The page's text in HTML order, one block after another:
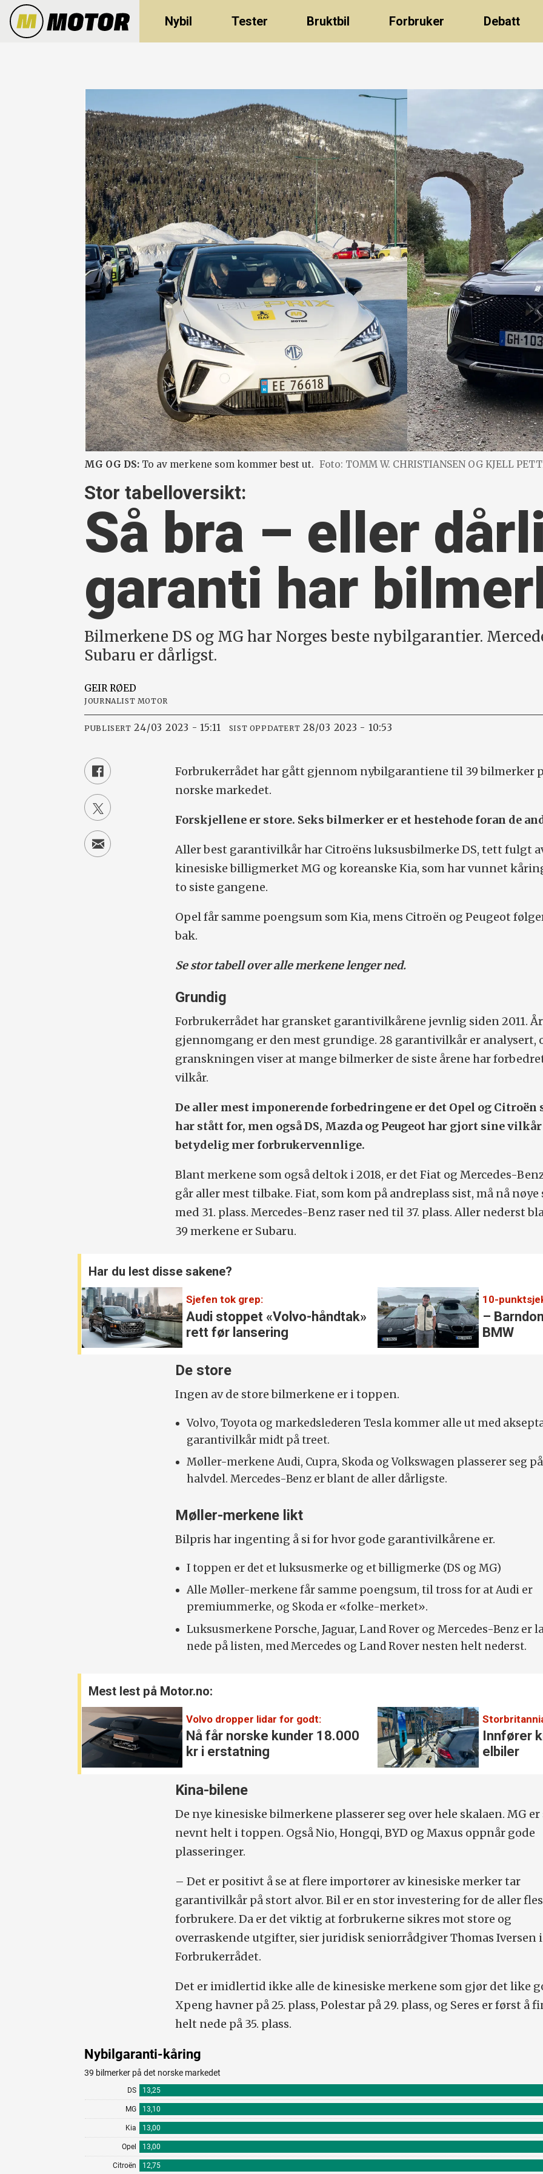
Nybil Tester Bruktbil Forbruker Debatt
MG OG DS: To av merkene som kommer best ut. Foto: TOMM W. CHRISTIANSEN OG KJELL
Stor tabelloversikt:
Så bra – eller
garanti har
Bilmerkene DS og MG har Norges beste nybilgarantier.
Subaru er dårligst.
GEIR RØED
JOURNALIST MOTOR
PUBLISERT 24/03 2023 - 15:11 SIST OPPDATERT 28/03 2023 - 10:53
Forbrukerrådet har gått gjennom nybilgarantiene til 39 bilmerker
norske markedet.
Forskjellene er store. Seks bilmerker er et hestehode foran de
Aller best garantivilkår har Citroëns luksusbilmerke DS, tett fulgt
kinesiske billigmerket MG og koreanske Kia, som har vunnet
to siste gangene.
Opel får samme poengsum som Kia, mens Citroën og Peugeot
bak.
Se stor tabell over alle merkene lenger ned.
Grundig
Forbrukerrådet har gransket garantivilkårene jevnlig siden 2011.
gjennomgang er den mest grundige. 28 garantivilkår er analysert,
granskningen viser at mange bilmerker de siste årene har
vilkår.
De aller mest imponerende forbedringene er det Opel og Citroën
har stått for, men også DS, Mazda og Peugeot har gjort sine vilkår
betydelig mer forbrukervennlige.
Blant merkene som også deltok i 2018, er det Fiat og Mercedes-
går aller mest tilbake. Fiat, som kom på andreplass sist, må nå nøye
med 31. plass. Mercedes-Benz raser ned til 37. plass. Aller nederst
39 merkene er Subaru.
Har du lest disse sakene?
Sjefen tok grep:
Audi stoppet «Volvo-håndtak»
rett før lansering
–
BMW
De store
Ingen av de store bilmerkene er i toppen.
Volvo, Toyota og markedslederen Tesla kommer alle ut med
garantivilkår midt på treet.
Møller-merkene Audi, Cupra, Skoda og Volkswagen plasserer seg
halvdel. Mercedes-Benz er blant de aller dårligste.
Møller-merkene likt
Bilpris har ingenting å si for hvor gode garantivilkårene er.
I toppen er det et luksusmerke og et billigmerke (DS og MG)
Alle Møller-merkene får samme poengsum, til tross for at Audi er
premiummerke, og Skoda er «folke-merket».
Luksusmerkene Porsche, Jaguar, Land Rover og Mercedes-Benz er
nede på listen, med Mercedes og Land Rover nesten helt nederst.
Mest lest på Motor.no:
Volvo dropper lidar for godt:
Nå får norske kunder 18.000
kr i erstatning
Innfører
elbiler
Kina-bilene
De nye kinesiske bilmerkene plasserer seg over hele skalaen. MG er
nevnt helt i toppen. Også Nio, Hongqi, BYD og Maxus oppnår gode
plasseringer.
– Det er positivt å se at flere importører av kinesiske merker tar
garantivilkår på stort alvor. Bil er en stor investering for de aller
forbrukere. Da er det viktig at forbrukerne sikres mot store og
overraskende utgifter, sier juridisk seniorrådgiver Thomas Iversen i
Forbrukerrådet.
Det er imidlertid ikke alle de kinesiske merkene som gjør det like
Xpeng havner på 25. plass, Polestar på 29. plass, og Seres er først å
helt nede på 35. plass.